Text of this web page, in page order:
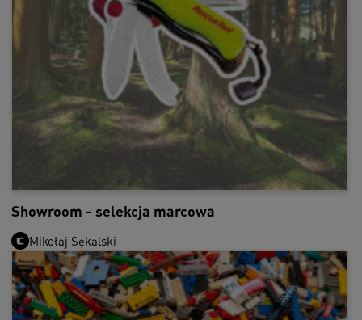
Showroom - selekcja marcowa
Mikołaj Sękalski